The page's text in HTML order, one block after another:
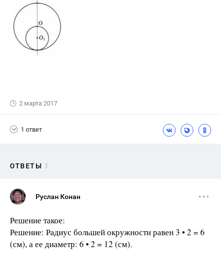
2 марта 2017
1 ответ
ОТВЕТЫ 1
Руслан Конан
Решение такое:
Решение: Радиус большей окружности равен 3 • 2 = 6
(см), а ее диаметр: 6 • 2 = 12 (см).